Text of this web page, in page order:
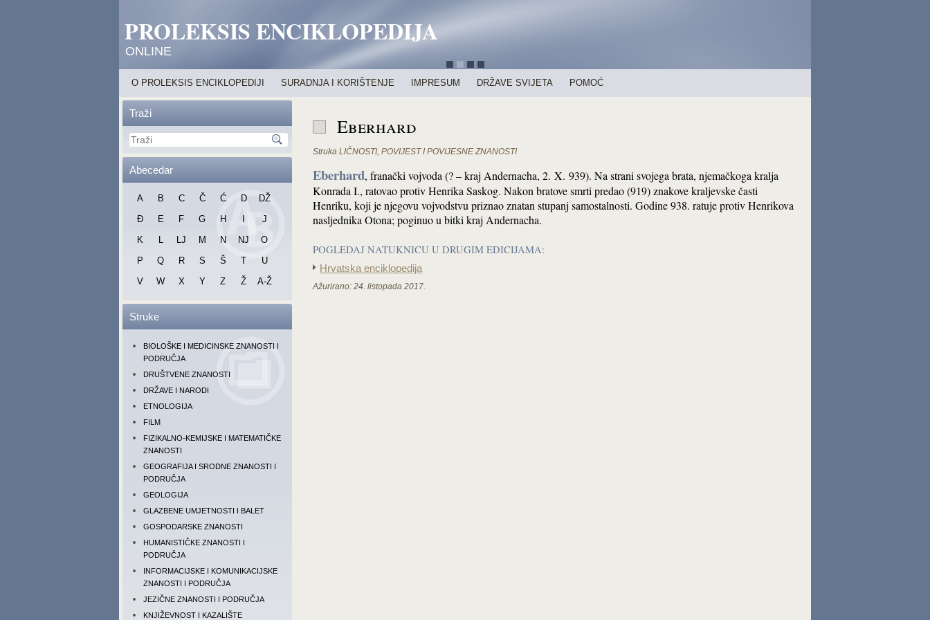
PROLEKSIS ENCIKLOPEDIJA
ONLINE
O PROLEKSIS ENCIKLOPEDIJI SURADNJA I KORIŠTENJE IMPRESUM DRŽAVE SVIJETA POMOĆ
Traži
Abecedar
A B C Č Ć D
DŽ
Đ
E F G H
J
K
L LJ M N NJ
O
P
Q R S Š T
U
V
W X Y Z Ž A-Ž
Struke
BIOLOŠKE I MEDICINSKE ZNANOSTI I
PODRUČJA
DRUŠTVENE ZNANOSTI
DRŽAVE I NARODI
ETNOLOGIJA
FILM
FIZIKALNO-KEMIJSKE I MATEMATIČKE
ZNANOSTI
GEOGRAFIJA I SRODNE ZNANOSTI I
PODRUČJA
GEOLOGIJA
GLAZBENE UMJETNOSTI I BALET
GOSPODARSKE ZNANOSTI
HUMANISTIČKE ZNANOSTI I
PODRUČJA
INFORMACIJSKE I KOMUNIKACIJSKE
ZNANOSTI I PODRUČJA
JEZIČNE ZNANOSTI I PODRUČJA
KNJIŽEVNOST I KAZALIŠTE
Eberhard
Struka LIČNOSTI, POVIJEST I POVIJESNE ZNANOSTI
Eberhard, franački vojvoda (? – kraj Andernacha, 2. X. 939). Na strani svojega brata, njemačkoga kralja
Konrada I., ratovao protiv Henrika Saskog. Nakon bratove smrti predao (919) znakove kraljevske časti
Henriku, koji je njegovu vojvodstvu priznao znatan stupanj samostalnosti. Godine 938. ratuje protiv Henrikova
nasljednika Otona; poginuo u bitki kraj Andernacha.
POGLEDAJ NATUKNICU U DRUGIM EDICIJAMA:
Hrvatska enciklopedija
Ažurirano: 24. listopada 2017.